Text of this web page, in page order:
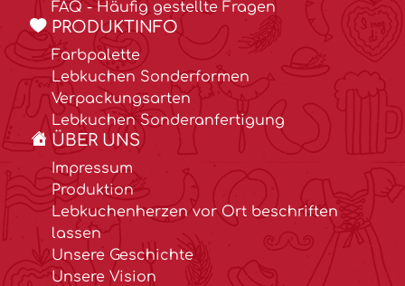
FAQ - Häufig gestellte Fragen
PRODUKTINFO
Farbpalette
Lebkuchen Sonderformen
Verpackungsarten
Lebkuchen Sonderanfertigung
ÜBER UNS
Impressum
Produktion
Lebkuchenherzen vor Ort beschriften
lassen
Unsere Geschichte
Unsere Vision